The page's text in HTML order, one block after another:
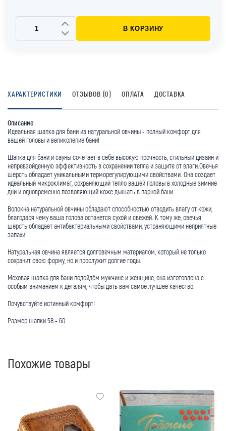
В КОРЗИНУ
ХАРАКТЕРИСТИКИ ОТЗЫВОВ (0) ОПЛАТА ДОСТАВКА
Описание
Идеальная шапка для бани из натуральной овчины - полный комфорт для
вашей головы и великолепие бани!
Шапка для бани и сауны сочетает в себе высокую прочность, стильный дизайн и
непревзойденную эффективность в сохранении тепла и защите от влаги.Овечья
шерсть обладает уникальными терморегулирующими свойствами. Она создает
идеальный микроклимат, сохраняющий тепло вашей головы в холодные зимние
дни и одновременно позволяющий коже дышать в парной бани.
Волокна натуральной овчины обладают способностью отводить влагу от кожи,
благодаря чему ваша голова останется сухой и свежей. К тому же, овечья
шерсть обладает антибактериальными свойствами, устраняющими неприятные
запахи.
Натуральная овчина является долговечным материалом, который не только
сохранит свою форму, но и прослужит долгие годы.
Меховая шапка для бани подойдём мужчине и женщине, она изготовлена с
особым вниманием к деталям, чтобы дать вам самое лучшее качество.
Почувствуйте истинный комфорт!
Размер шапки 58 - 60
Похожие товары